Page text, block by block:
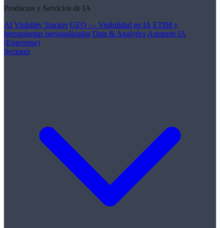
Productos y Servicios de IA
AI Visibility Tracker GEO — Visibilidad en IA ETIM y
herramientas personalizadas Data & Analytics Asistente IA
(Enterprise)
Sectores